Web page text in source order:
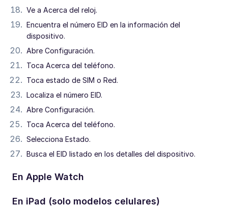
Ve a Acerca del reloj.
Encuentra el número EID en la información del
dispositivo.
Abre Configuración.
Toca Acerca del teléfono.
Toca estado de SIM o Red.
Localiza el número EID.
Abre Configuración.
Toca Acerca del teléfono.
Selecciona Estado.
Busca el EID listado en los detalles del dispositivo.
En Apple Watch
En iPad (solo modelos celulares)